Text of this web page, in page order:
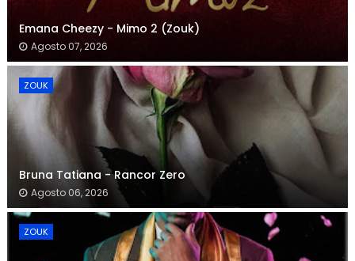
Emana Cheezy - Mimo 2 (Zouk)
Agosto 07, 2026
ZOUK
Bruna Tatiana - Rancor Zero
Agosto 06, 2026
ZOUK